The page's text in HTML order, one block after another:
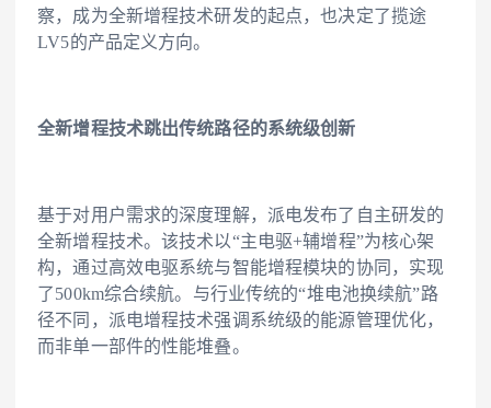
察，成为全新增程技术研发的起点，也决定了揽途
LV5的产品定义方向。
全新增程技术跳出传统路径的系统级创新
基于对用户需求的深度理解，派电发布了自主研发的
全新增程技术。该技术以“主电驱+辅增程”为核心架
构，通过高效电驱系统与智能增程模块的协同，实现
了500km综合续航。与行业传统的“堆电池换续航”路
径不同，派电增程技术强调系统级的能源管理优化，
而非单一部件的性能堆叠。